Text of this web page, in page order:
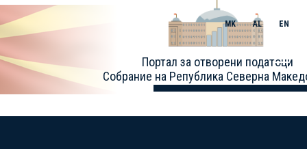
Портал за отворени податоци
Собрание на Република Северна
MK AL EN
Toggle